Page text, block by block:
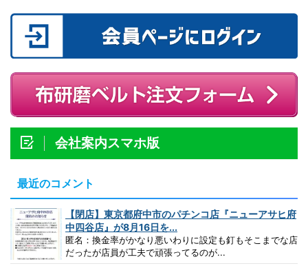
会社案内スマホ版
最近のコメント
【閉店】東京都府中市のパチンコ店『ニューアサヒ府
中四谷店』が8月16日を...
匿名：換金率がかなり悪いわりに設定も釘もそこまでな店
だったが店員が工夫で頑張ってるのが...